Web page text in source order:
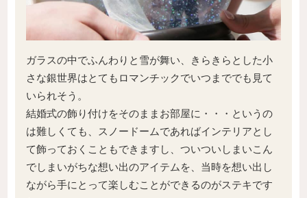
ガラスの中でふんわりと雪が舞い、きらきらとした小
さな銀世界はとてもロマンチックでいつまででも見て
いられそう。
結婚式の飾り付けをそのままお部屋に・・・というの
は難しくても、スノードームであればインテリアとし
て飾っておくこともできますし、ついついしまいこん
でしまいがちな想い出のアイテムを、当時を想い出し
ながら手にとって楽しむことができるのがステキです